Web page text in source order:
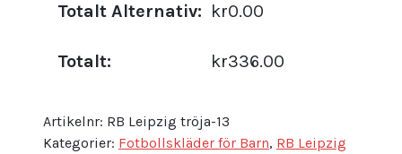
Totalt Alternativ: kr0.00
Totalt: kr336.00
Artikelnr: RB Leipzig tröja-13
Kategorier: Fotbollskläder för Barn, RB Leipzig